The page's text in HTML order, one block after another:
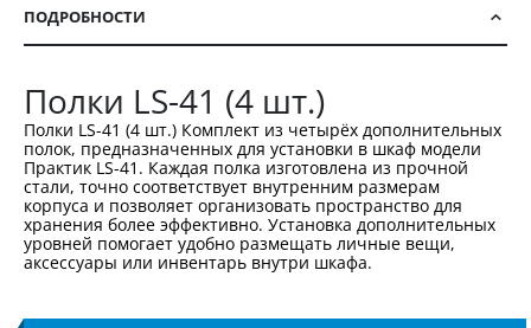
ПОДРОБНОСТИ
Полки LS-41 (4 шт.)
Полки LS-41 (4 шт.) Комплект из четырёх дополнительных
полок, предназначенных для установки в шкаф модели
Практик LS-41. Каждая полка изготовлена из прочной
стали, точно соответствует внутренним размерам
корпуса и позволяет организовать пространство для
хранения более эффективно. Установка дополнительных
уровней помогает удобно размещать личные вещи,
аксессуары или инвентарь внутри шкафа.